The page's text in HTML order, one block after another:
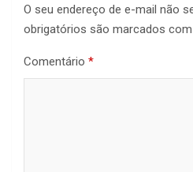
O seu endereço de e-mail não
obrigatórios são marcados com
Comentário *